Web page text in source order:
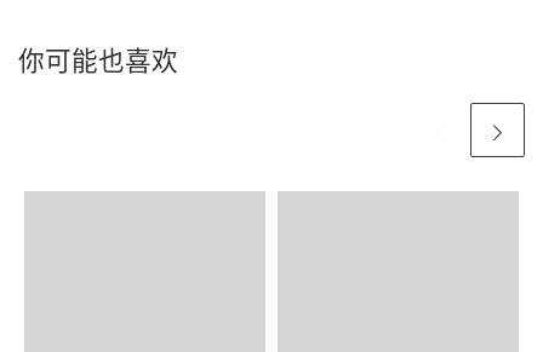
你可能也喜欢